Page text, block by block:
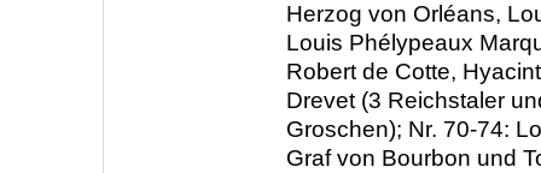
Herzog von Orléans,
Louis Phélypeaux
Robert de Cotte,
Drevet (3 Reichstaler
Groschen); Nr. 70-74:
Graf von Bourbon und